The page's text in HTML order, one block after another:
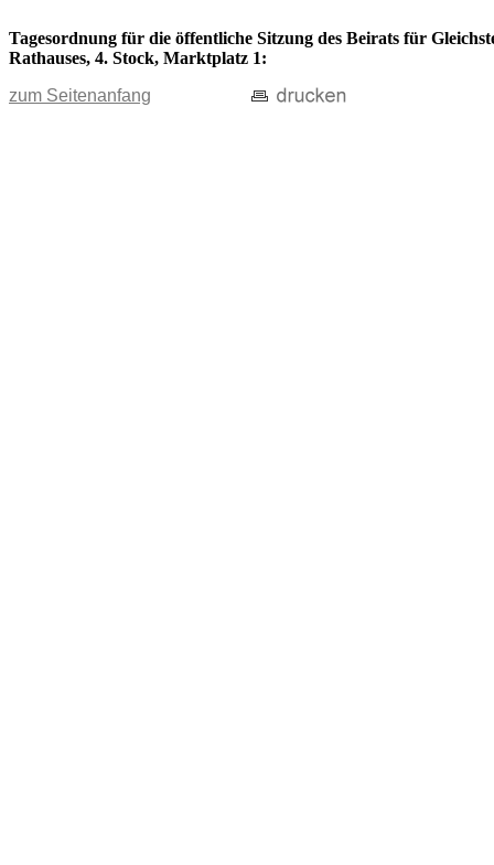
Tagesordnung für die öffentliche Sitzung des Beirats für
Rathauses, 4. Stock, Marktplatz 1:
zum Seitenanfang